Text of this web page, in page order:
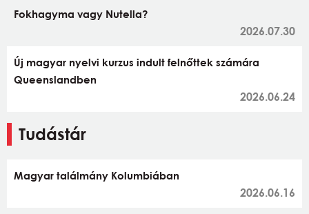
Fokhagyma vagy Nutella?
2026.07.30
Új magyar nyelvi kurzus indult felnőttek számára
Queenslandben
2026.06.24
Tudástár
Magyar találmány Kolumbiában
2026.06.16